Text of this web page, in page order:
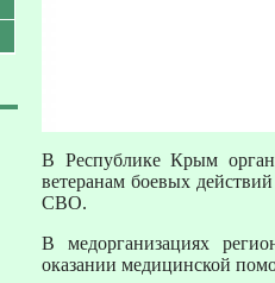
В Республике Крым
ветеранам боевых
СВО.
В медорганизациях
оказании медицинской